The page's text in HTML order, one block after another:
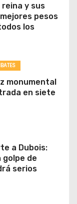
y sus
pesos
los
monumental
en siete
a Dubois:
golpe de
serios